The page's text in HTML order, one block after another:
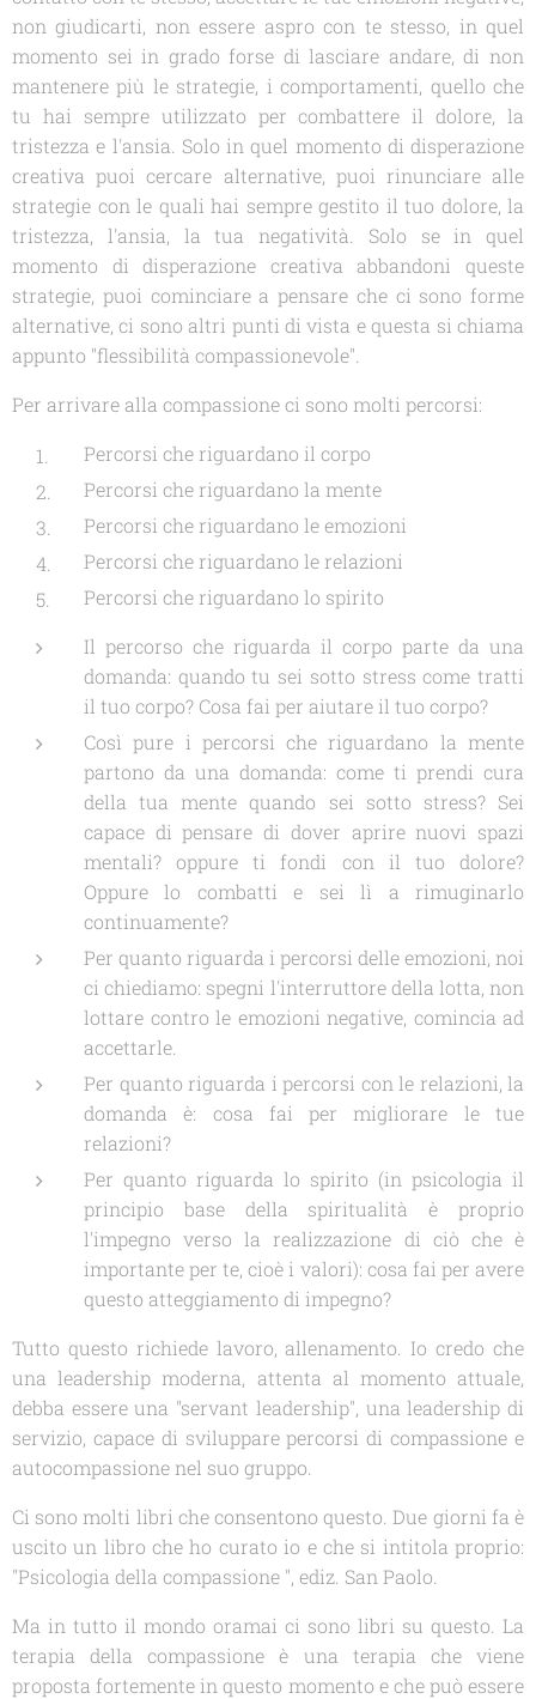
non giudicarti, non essere aspro con te stesso, in quel
momento sei in grado forse di lasciare andare, di non
mantenere più le strategie, i comportamenti, quello che
tu hai sempre utilizzato per combattere il dolore, la
tristezza e l'ansia. Solo in quel momento di disperazione
creativa puoi cercare alternative, puoi rinunciare alle
strategie con le quali hai sempre gestito il tuo dolore, la
tristezza, l'ansia, la tua negatività. Solo se in quel
momento di disperazione creativa abbandoni queste
strategie, puoi cominciare a pensare che ci sono forme
alternative, ci sono altri punti di vista e questa si chiama
appunto "flessibilità compassionevole".
Per arrivare alla compassione ci sono molti percorsi:
Percorsi che riguardano il corpo
Percorsi che riguardano la mente
Percorsi che riguardano le emozioni
Percorsi che riguardano le relazioni
Percorsi che riguardano lo spirito
Il percorso che riguarda il corpo parte da una
domanda: quando tu sei sotto stress come tratti
il tuo corpo? Cosa fai per aiutare il tuo corpo?
Così pure i percorsi che riguardano la mente
partono da una domanda: come ti prendi cura
della tua mente quando sei sotto stress? Sei
capace di pensare di dover aprire nuovi spazi
mentali? oppure ti fondi con il tuo dolore?
Oppure lo combatti e sei lì a rimuginarlo
continuamente?
Per quanto riguarda i percorsi delle emozioni, noi
ci chiediamo: spegni l'interruttore della lotta, non
lottare contro le emozioni negative, comincia ad
accettarle.
Per quanto riguarda i percorsi con le relazioni, la
domanda è: cosa fai per migliorare le tue
relazioni?
Per quanto riguarda lo spirito (in psicologia il
principio base della spiritualità è proprio
l'impegno verso la realizzazione di ciò che è
importante per te, cioè i valori): cosa fai per avere
questo atteggiamento di impegno?
Tutto questo richiede lavoro, allenamento. Io credo che
una leadership moderna, attenta al momento attuale,
debba essere una "servant leadership", una leadership di
servizio, capace di sviluppare percorsi di compassione e
autocompassione nel suo gruppo.
Ci sono molti libri che consentono questo. Due giorni fa è
uscito un libro che ho curato io e che si intitola proprio:
"Psicologia della compassione ", ediz. San Paolo.
Ma in tutto il mondo oramai ci sono libri su questo. La
terapia della compassione è una terapia che viene
proposta fortemente in questo momento e che può essere